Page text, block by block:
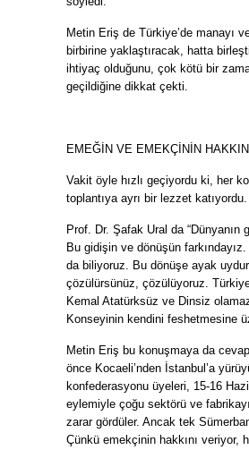
Metin Eriş de Türkiye’de manayı
birbirine yaklaştıracak, hatta
ihtiyaç olduğunu, çok kötü bir
geçildiğine dikkat çekti.
EMEĞİN VE EMEKÇİNİN
Vakit öyle hızlı geçiyordu ki, her
toplantıya ayrı bir lezzet katıyordu.
Prof. Dr. Şafak Ural da “Dünyanın
Bu gidişin ve dönüşün farkındayız.
da biliyoruz. Bu dönüşe ayak
çözülürsünüz, çözülüyoruz.
Kemal Atatürksüz ve Dinsiz
Konseyinin kendini feshetmesine
Metin Eriş bu konuşmaya da
önce Kocaeli’nden İstanbul’a
konfederasyonu üyeleri, 15-16
eylemiyle çoğu sektörü ve
zarar gördüler. Ancak tek
Çünkü emekçinin hakkını veriyor,